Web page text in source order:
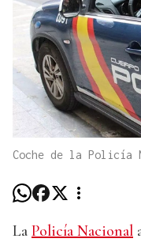
Coche de la Policía
La Policía Nacional